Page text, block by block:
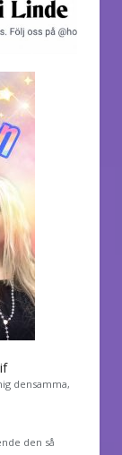
densamma,
den så